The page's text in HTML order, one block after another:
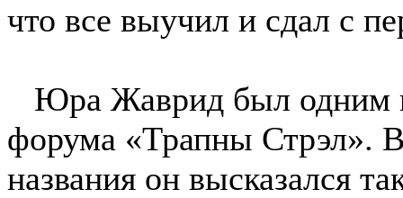
что все выучил и сдал с
Юра Жаврид был одним
форума «Трапны Стрэл».
названия он высказался